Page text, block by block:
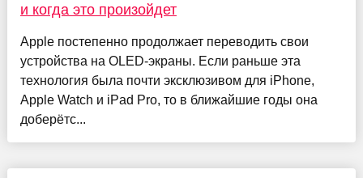
и когда это произойдет
Apple постепенно продолжает переводить свои
устройства на OLED-экраны. Если раньше эта
технология была почти эксклюзивом для iPhone,
Apple Watch и iPad Pro, то в ближайшие годы она
доберётс...